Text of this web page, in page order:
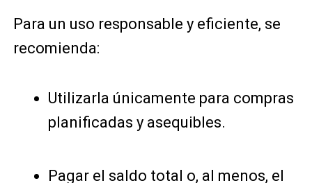
Para un uso responsable y eficiente, se
recomienda:
Utilizarla únicamente para compras
planificadas y asequibles.
Pagar el saldo total o, al menos, el